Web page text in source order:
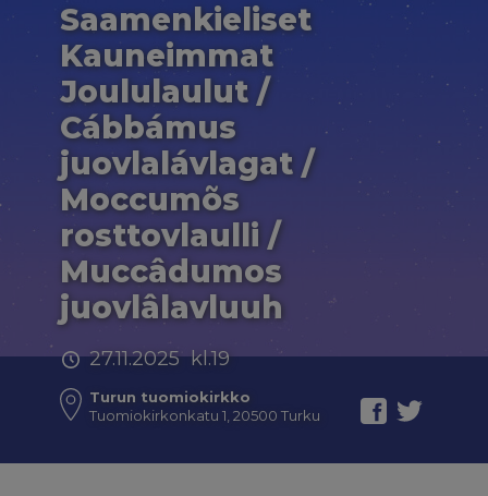
Saamenkieliset
Kauneimmat
Joululaulut /
Cábbámus
juovlalávlagat /
Moccumõs
rosttovlaulli /
Muccâdumos
juovlâlavluuh
27.11.2025 kl.19
Turun tuomiokirkko
Tuomiokirkonkatu 1, 20500 Turku